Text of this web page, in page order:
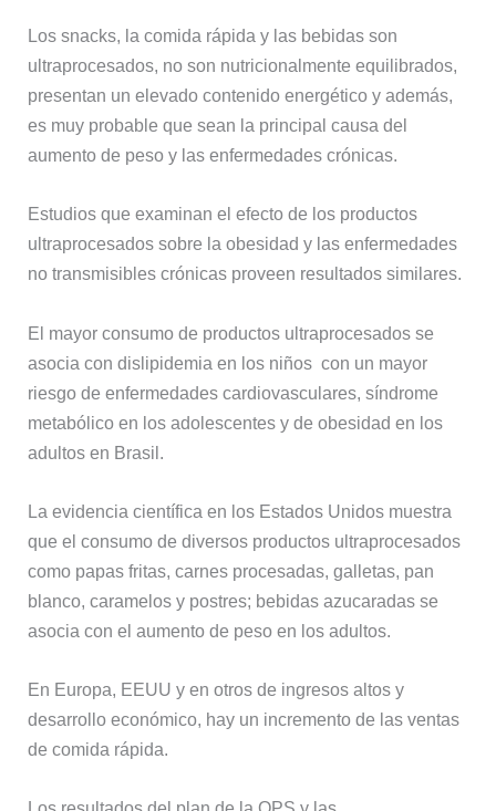
Los snacks, la comida rápida y las bebidas son
ultraprocesados, no son nutricionalmente equilibrados,
presentan un elevado contenido energético y además,
es muy probable que sean la principal causa del
aumento de peso y las enfermedades crónicas.
Estudios que examinan el efecto de los productos
ultraprocesados sobre la obesidad y las enfermedades
no transmisibles crónicas proveen resultados similares.
El mayor consumo de productos ultraprocesados se
asocia con dislipidemia en los niños con un mayor
riesgo de enfermedades cardiovasculares, síndrome
metabólico en los adolescentes y de obesidad en los
adultos en Brasil.
La evidencia científica en los Estados Unidos muestra
que el consumo de diversos productos ultraprocesados
como papas fritas, carnes procesadas, galletas, pan
blanco, caramelos y postres; bebidas azucaradas se
asocia con el aumento de peso en los adultos.
En Europa, EEUU y en otros de ingresos altos y
desarrollo económico, hay un incremento de las ventas
de comida rápida.